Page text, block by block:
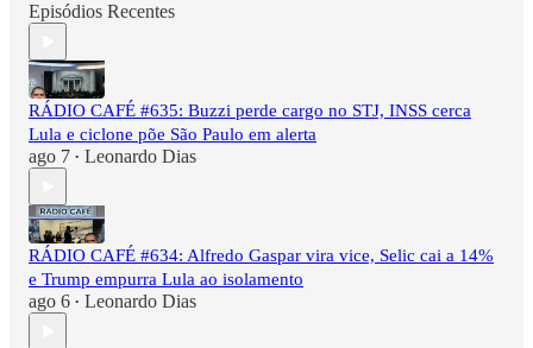
Episódios Recentes
RÁDIO CAFÉ #635: Buzzi perde cargo no STJ, INSS cerca
Lula e ciclone põe São Paulo em alerta
ago 7 • Leonardo Dias
RÁDIO CAFÉ #634: Alfredo Gaspar vira vice, Selic cai a 14%
e Trump empurra Lula ao isolamento
ago 6 • Leonardo Dias